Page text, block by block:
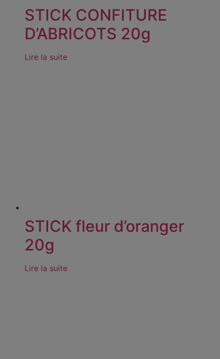
STICK CONFITURE
D’ABRICOTS 20g
Lire la suite
STICK fleur d’oranger
20g
Lire la suite